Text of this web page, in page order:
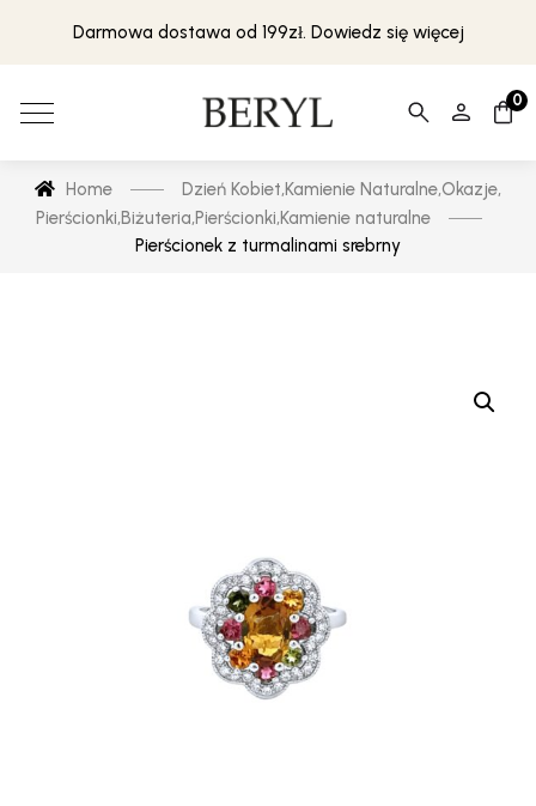
Darmowa dostawa od 199zł. Dowiedz się więcej
0
Home Dzień Kobiet,Kamienie Naturalne,Okazje,
Pierścionki,Biżuteria,Pierścionki,Kamienie naturalne
Pierścionek z turmalinami srebrny